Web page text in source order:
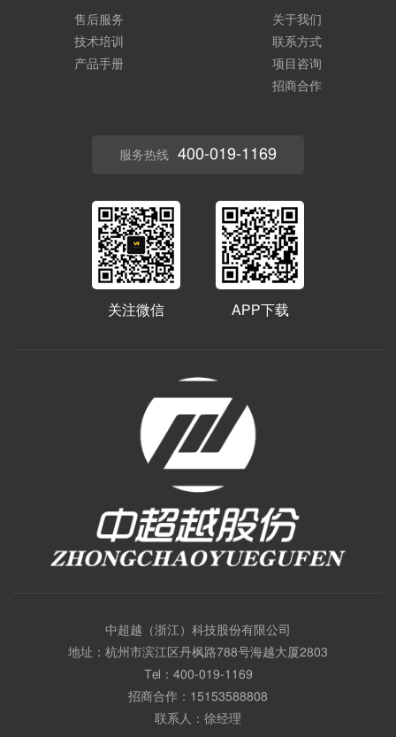
售后服务
技术培训
产品手册
关于我们
联系方式
项目咨询
招商合作
服务热线 400-019-1169
关注微信 APP下载
中超越（浙江）科技股份有限公司
地址：杭州市滨江区丹枫路788号海越大厦2803
Tel： 400-019-1169
招商合作： 15153588808
联系人：徐经理